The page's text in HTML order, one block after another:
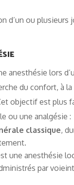
d’un ou plusieurs
anesthésie lors
du confort, à
objectif est plus
ou une analgésie :
classique,
une anesthésie
par